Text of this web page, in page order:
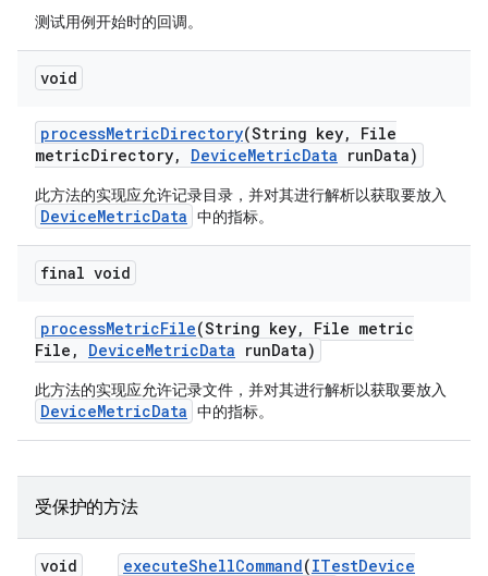
测试用例开始时的回调。
void
processMetricDirectory(String key,
File
metricDirectory, DeviceMetricData runData)
此方法的实现应允许记录目录，并对其进行解析以获取要放入
DeviceMetricData 中的指标。
final void
processMetricFile(String key,
File metric
File , DeviceMetricData runData)
此方法的实现应允许记录文件，并对其进行解析以获取要放入
DeviceMetricData 中的指标。
受保护的方法
void executeShellCommand(ITestDevice